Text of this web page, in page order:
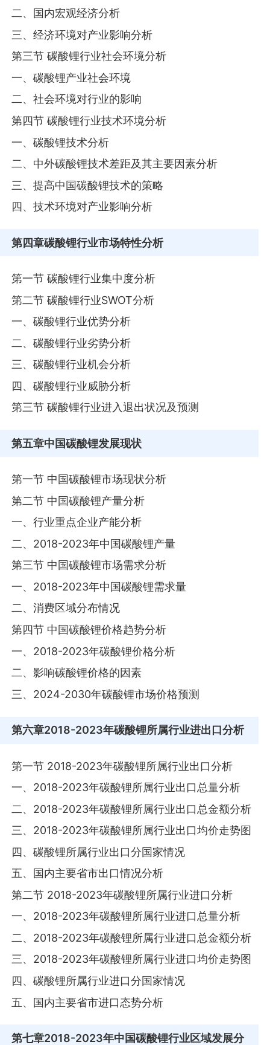
二、国内宏观经济分析
三、经济环境对产业影响分析
第三节 碳酸锂行业社会环境分析
一、碳酸锂产业社会环境
二、社会环境对行业的影响
第四节 碳酸锂行业技术环境分析
一、碳酸锂技术分析
二、中外碳酸锂技术差距及其主要因素分析
三、提高中国碳酸锂技术的策略
四、技术环境对产业影响分析
第四章碳酸锂行业市场特性分析
第一节 碳酸锂行业集中度分析
第二节 碳酸锂行业SWOT分析
一、碳酸锂行业优势分析
二、碳酸锂行业劣势分析
三、碳酸锂行业机会分析
四、碳酸锂行业威胁分析
第三节 碳酸锂行业进入退出状况及预测
第五章中国碳酸锂发展现状
第一节 中国碳酸锂市场现状分析
第二节 中国碳酸锂产量分析
一、行业重点企业产能分析
二、2018-2023年中国碳酸锂产量
第三节 中国碳酸锂市场需求分析
一、2018-2023年中国碳酸锂需求量
二、消费区域分布情况
第四节 中国碳酸锂价格趋势分析
一、2018-2023年碳酸锂价格分析
二、影响碳酸锂价格的因素
三、2024-2030年碳酸锂市场价格预测
第六章2018-2023年碳酸锂所属行业进出口分析
第一节 2018-2023年碳酸锂所属行业出口分析
一、2018-2023年碳酸锂所属行业出口总量分析
二、2018-2023年碳酸锂所属行业出口总金额分析
三、2018-2023年碳酸锂所属行业出口均价走势图
四、碳酸锂所属行业出口分国家情况
五、国内主要省市出口情况分析
第二节 2018-2023年碳酸锂所属行业进口分析
一、2018-2023年碳酸锂所属行业进口总量分析
二、2018-2023年碳酸锂所属行业进口总金额分析
三、2018-2023年碳酸锂所属行业进口均价走势图
四、碳酸锂所属行业进口分国家情况
五、国内主要省市进口态势分析
第七章2018-2023年中国碳酸锂行业区域发展分